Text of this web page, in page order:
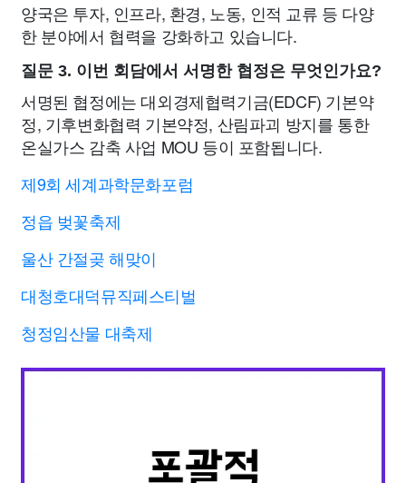
양국은 투자, 인프라, 환경, 노동, 인적 교류 등 다양
한 분야에서 협력을 강화하고 있습니다.
질문 3. 이번 회담에서 서명한 협정은 무엇인가요?
서명된 협정에는 대외경제협력기금(EDCF) 기본약
정, 기후변화협력 기본약정, 산림파괴 방지를 통한
온실가스 감축 사업 MOU 등이 포함됩니다.
제9회 세계과학문화포럼
정읍 벚꽃축제
울산 간절곶 해맞이
대청호대덕뮤직페스티벌
청정임산물 대축제